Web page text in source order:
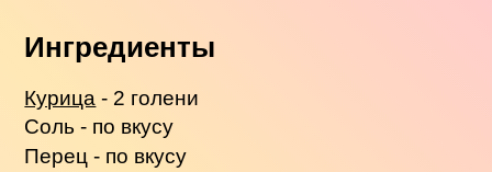
Ингредиенты
Курица - 2 голени
Соль - по вкусу
Перец - по вкусу